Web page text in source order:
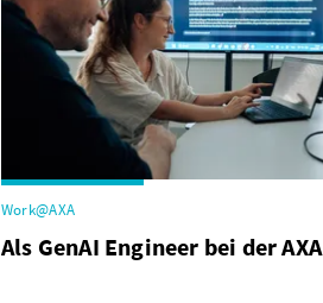
Work@AXA
Als GenAI Engineer bei der AXA